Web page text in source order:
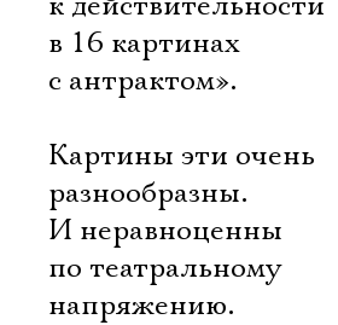
в 16 картинах
с антрактом».
Картины эти очень
разнообразны.
И неравноценны
по театральному
напряжению.